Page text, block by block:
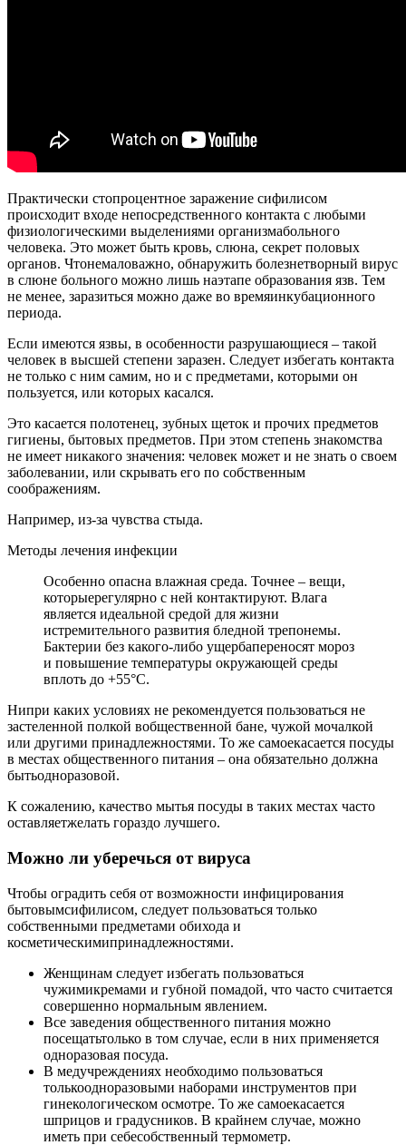
Практически стопроцентное заражение сифилисом
происходит входе непосредственного контакта с любыми
физиологическими выделениями организмабольного
человека. Это может быть кровь, слюна, секрет половых
органов. Чтонемаловажно, обнаружить болезнетворный вирус
в слюне больного можно лишь наэтапе образования язв. Тем
не менее, заразиться можно даже во времяинкубационного
периода.
Если имеются язвы, в особенности разрушающиеся – такой
человек в высшей степени заразен. Следует избегать контакта
не только с ним самим, но и с предметами, которыми он
пользуется, или которых касался.
Это касается полотенец, зубных щеток и прочих предметов
гигиены, бытовых предметов. При этом степень знакомства
не имеет никакого значения: человек может и не знать о своем
заболевании, или скрывать его по собственным
соображениям.
Например, из-за чувства стыда.
Методы лечения инфекции
Особенно опасна влажная среда. Точнее – вещи,
которыерегулярно с ней контактируют. Влага
является идеальной средой для жизни
истремительного развития бледной трепонемы.
Бактерии без какого-либо ущербапереносят мороз
и повышение температуры окружающей среды
вплоть до +55°С.
Нипри каких условиях не рекомендуется пользоваться не
застеленной полкой вобщественной бане, чужой мочалкой
или другими принадлежностями. То же самоекасается посуды
в местах общественного питания – она обязательно должна
бытьодноразовой.
К сожалению, качество мытья посуды в таких местах часто
оставляетжелать гораздо лучшего.
Можно ли уберечься от вируса
Чтобы оградить себя от возможности инфицирования
бытовымсифилисом, следует пользоваться только
собственными предметами обихода и
косметическимипринадлежностями.
Женщинам следует избегать пользоваться
чужимикремами и губной помадой, что часто считается
совершенно нормальным явлением.
Все заведения общественного питания можно
посещатьтолько в том случае, если в них применяется
одноразовая посуда.
В медучреждениях необходимо пользоваться
толькоодноразовыми наборами инструментов при
гинекологическом осмотре. То же самоекасается
шприцов и градусников. В крайнем случае, можно
иметь при себесобственный термометр.